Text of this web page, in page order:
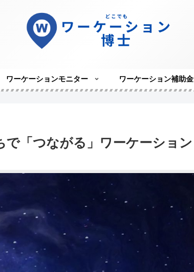
ワーケーションモニター ワーケーション補助金
で「つながる」ワーケーション